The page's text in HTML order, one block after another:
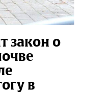
закон о
в